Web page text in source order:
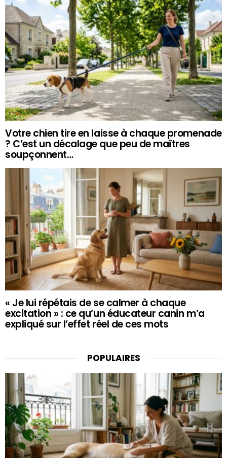
Votre chien tire en laisse à chaque promenade
? C’est un décalage que peu de maîtres
soupçonnent…
« Je lui répétais de se calmer à chaque
excitation » : ce qu’un éducateur canin m’a
expliqué sur l’effet réel de ces mots
POPULAIRES